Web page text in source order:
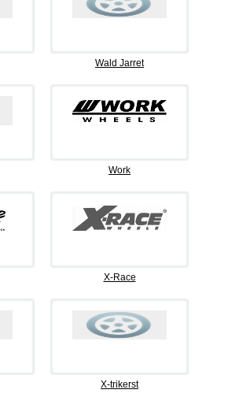
Wald Jarret
Work
X-Race
X-trikerst